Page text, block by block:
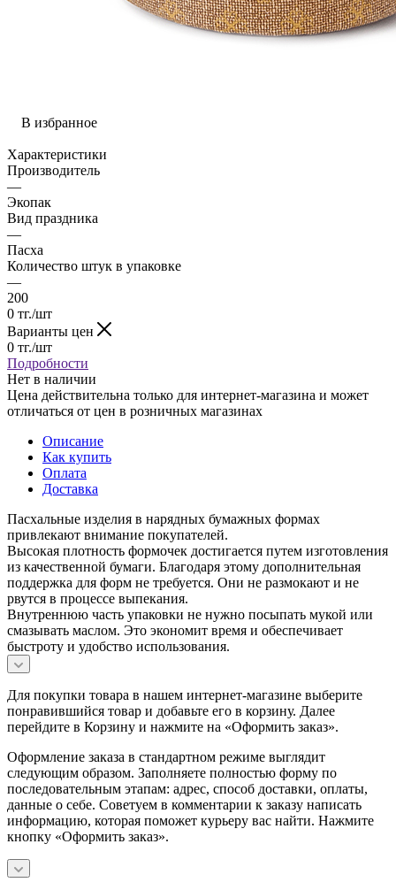
В избранное
Характеристики
Производитель
—
Экопак
Вид праздника
—
Пасха
Количество штук в упаковке
—
200
0 тг./шт
Варианты цен
0 тг./шт
Подробности
Нет в наличии
Цена действительна только для интернет-магазина и может
отличаться от цен в розничных магазинах
Описание
Как купить
Оплата
Доставка
Пасхальные изделия в нарядных бумажных формах
привлекают внимание покупателей.
Высокая плотность формочек достигается путем изготовления
из качественной бумаги. Благодаря этому дополнительная
поддержка для форм не требуется. Они не размокают и не
рвутся в процессе выпекания.
Внутреннюю часть упаковки не нужно посыпать мукой или
смазывать маслом. Это экономит время и обеспечивает
быстроту и удобство использования.
Для покупки товара в нашем интернет-магазине выберите
понравившийся товар и добавьте его в корзину. Далее
перейдите в Корзину и нажмите на «Оформить заказ».
Оформление заказа в стандартном режиме выглядит
следующим образом. Заполняете полностью форму по
последовательным этапам: адрес, способ доставки, оплаты,
данные о себе. Советуем в комментарии к заказу написать
информацию, которая поможет курьеру вас найти. Нажмите
кнопку «Оформить заказ».